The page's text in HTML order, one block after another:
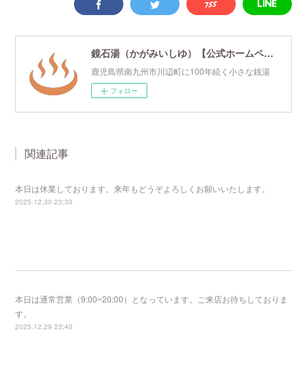
鏡石湯（かがみいしゆ）【公式ホームページ】
鹿児島県南九州市川辺町に100年続く小さな銭湯
フォロー
関連記事
本日は休業しております。来年もどうぞよろしくお願いいたします。
2025.12.30 23:30
本日は通常営業（9:00~20:00）となっています。ご来店お待ちしておりま
す。
2025.12.29 23:40